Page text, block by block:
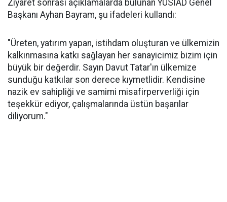
Ziyaret sonrası açıklamalarda bulunan YÜSİAD Genel
Başkanı Ayhan Bayram, şu ifadeleri kullandı:
"Üreten, yatırım yapan, istihdam oluşturan ve ülkemizin
kalkınmasına katkı sağlayan her sanayicimiz bizim için
büyük bir değerdir. Sayın Davut Tatar'ın ülkemize
sunduğu katkılar son derece kıymetlidir. Kendisine
nazik ev sahipliği ve samimi misafirperverliği için
teşekkür ediyor, çalışmalarında üstün başarılar
diliyorum."